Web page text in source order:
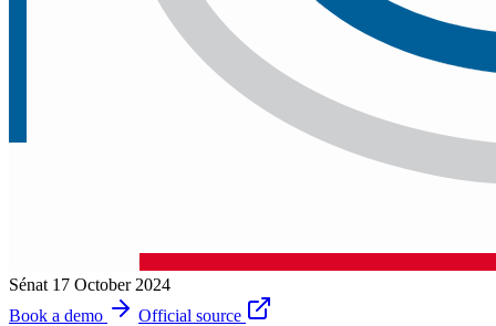
Sénat 17 October 2024
Book a demo
Official source